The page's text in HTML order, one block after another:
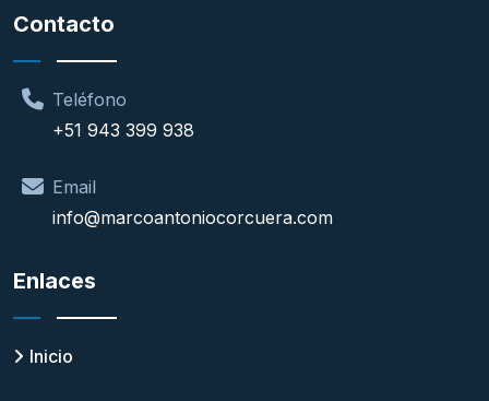
Contacto
Teléfono
+51 943 399 938
Email
info@marcoantoniocorcuera.com
Enlaces
Inicio